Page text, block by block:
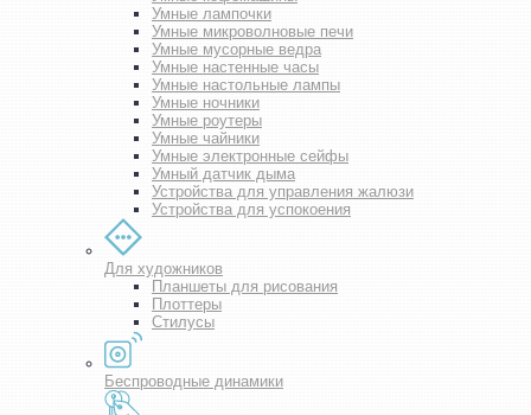
Умные лампочки
Умные микроволновые печи
Умные мусорные ведра
Умные настенные часы
Умные настольные лампы
Умные ночники
Умные роутеры
Умные чайники
Умные электронные сейфы
Умный датчик дыма
Устройства для управления жалюзи
Устройства для успокоения
Для художников
Планшеты для рисования
Плоттеры
Стилусы
Беспроводные динамики